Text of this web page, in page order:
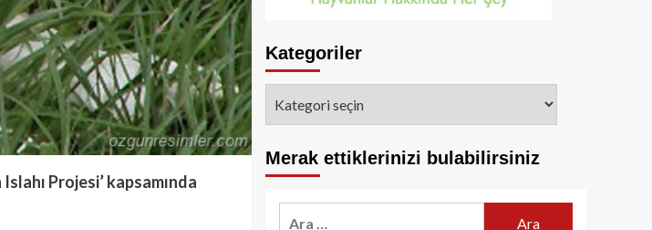
Projesi’ kapsamında
Kategoriler
Merak ettiklerinizi bulabilirsiniz